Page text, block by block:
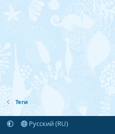
Теги
Русский (RU)